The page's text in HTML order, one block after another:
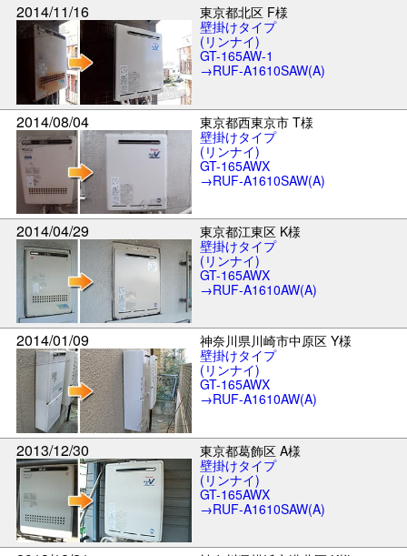
2014/11/16
東京都北区 F様
壁掛けタイプ
(リンナイ)
GT-165AW-1
→RUF-A1610SAW(A)
2014/08/04
東京都西東京市 T様
壁掛けタイプ
(リンナイ)
GT-165AWX
→RUF-A1610SAW(A)
2014/04/29
東京都江東区 K様
壁掛けタイプ
(リンナイ)
GT-165AWX
→RUF-A1610AW(A)
2014/01/09
神奈川県川崎市中原区 Y様
壁掛けタイプ
(リンナイ)
GT-165AWX
→RUF-A1610AW(A)
2013/12/30
東京都葛飾区 A様
壁掛けタイプ
(リンナイ)
GT-165AWX
→RUF-A1610SAW(A)